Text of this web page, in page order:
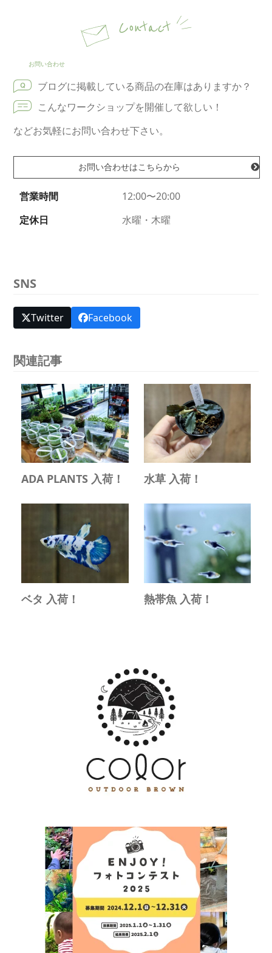
Contact
お問い合わせ
ブログに掲載している商品の在庫はありますか？
こんなワークショップを開催して欲しい！
などお気軽にお問い合わせ下さい。
お問い合わせはこちらから
営業時間
12:00〜20:00
定休日
水曜・木曜
SNS
Twitter Facebook
関連記事
ADA PLANTS 入荷！ 水草 入荷！
ベタ 入荷！ 熱帯魚 入荷！